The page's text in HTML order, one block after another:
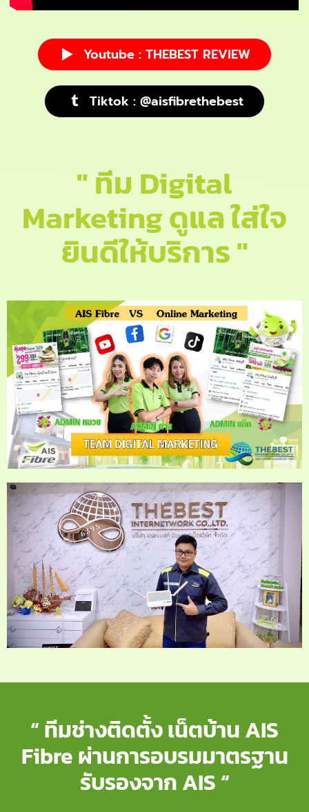
Youtube : THEBEST REVIEW
Tiktok : @aisfibrethebest
" ทีม Digital
Marketing ดูแล ใส่ใจ
ยินดีให้บริการ "
“ ทีมช่างติดตั้ง เน็ตบ้าน AIS
Fibre ผ่านการอบรมมาตรฐาน
รับรองจาก AIS “